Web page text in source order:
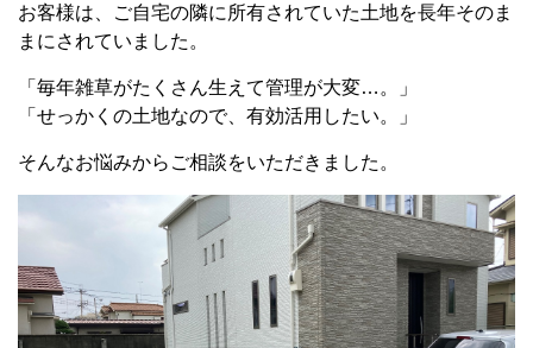
お客様は、ご自宅の隣に所有されていた土地を長年そのま
まにされていました。
「毎年雑草がたくさん生えて管理が大変…。」
「せっかくの土地なので、有効活用したい。」
そんなお悩みからご相談をいただきました。